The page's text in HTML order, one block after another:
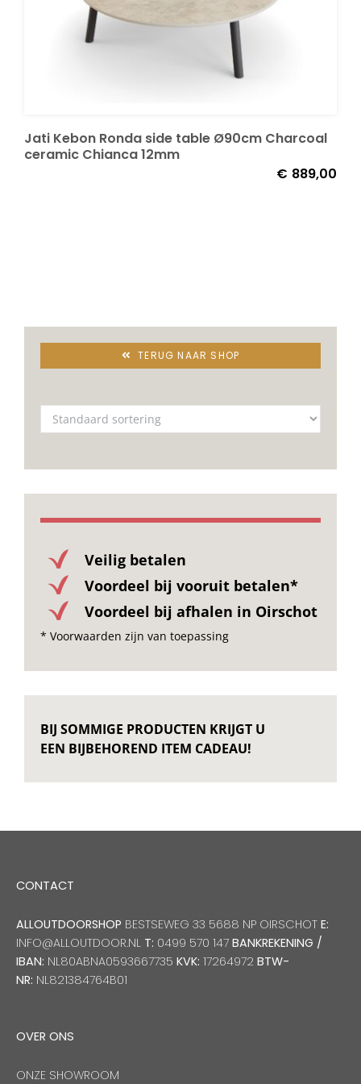
Jati Kebon Ronda side table Ø90cm Charcoal
ceramic Chianca 12mm
€ 889,00
TERUG NAAR SHOP
Veilig betalen
Voordeel bij vooruit betalen*
Voordeel bij afhalen in Oirschot
* Voorwaarden zijn van toepassing
BIJ SOMMIGE PRODUCTEN KRIJGT U
EEN BIJBEHOREND ITEM CADEAU!
CONTACT
ALLOUTDOORSHOP BESTSEWEG 33 5688 NP OIRSCHOT E:
INFO@ALLOUTDOOR.NL T: 0499 570 147 BANKREKENING /
IBAN: NL80ABNA0593667735 KVK: 17264972 BTW-
NR: NL821384764B01
OVER ONS
ONZE SHOWROOM